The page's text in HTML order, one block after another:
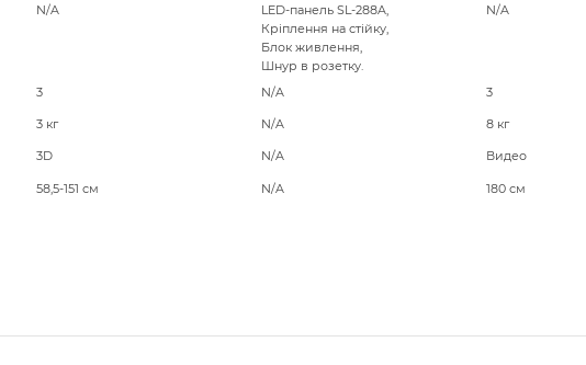
N/A
3
3 кг
3D
58,5-151 см
LED-панель SL-288A,
Кріплення на стійку,
Блок живлення,
Шнур в розетку.
N/A
N/A
N/A
N/A
N/A
3
8 кг
Видео
180 см